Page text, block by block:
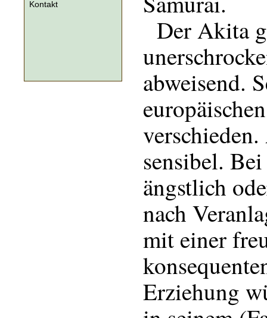
Der Akita
abweisend.
sensibel.
ängstlich
nach
mit einer
Erziehung
Kontakt